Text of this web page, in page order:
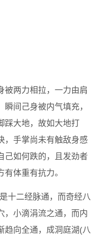
被两力相拉，一力由肩
间己身被内气填充，
踩大地，故如大地打
，手掌尚未有触敌身感
己如何跌的，且发劲者
体重有抗力。
十二经脉通，而奇经八
，小滴涓流之通，而内
趋向全通，成洞庭湖(八